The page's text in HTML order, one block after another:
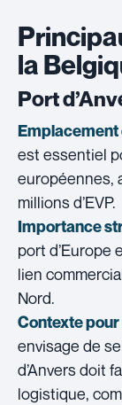
la
Port
Emplacement
est essentiel
européennes,
millions d’EVP.
Importance
port d’Europe
lien
Nord.
Contexte
envisage de
d’Anvers doit
logistique,